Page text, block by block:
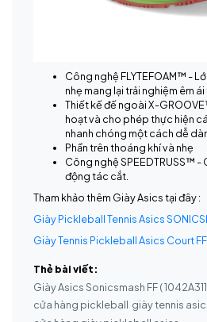
Công nghệ FLYTEFOAM™ -
nhẹ mang lại trải nghiệm êm
Thiết kế đế ngoài X-
hoạt và cho phép thực hiện
nhanh chóng một cách dễ
Phần trên thoáng khí và nhẹ
Công nghệ SPEEDTRUSS™ -
động tác cắt.
Tham khảo thêm Giày Asics tại đây :
Giày Pickleball Tennis Asics
Giày Tennis Pickleball Asics Court
Thẻ bài viết:
Giày Asics Sonicsmash FF (
cửa hàng pickleball giày tennis